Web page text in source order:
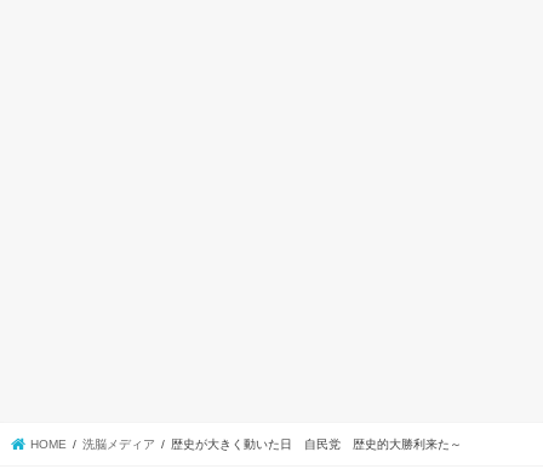
HOME 洗脳メディア 歴史が大きく動いた日 自民党 歴史的大勝利来た～